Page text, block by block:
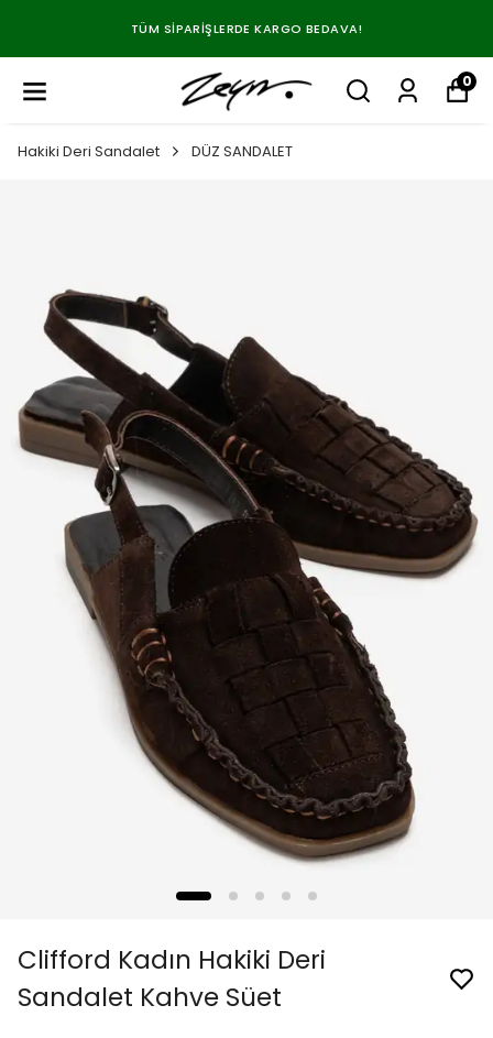
TÜM SIPARIŞLERDE KARGO BEDAVA!
0
Hakiki Deri Sandalet DÜZ SANDALET
Clifford Kadın Hakiki Deri
Sandalet Kahve Süet